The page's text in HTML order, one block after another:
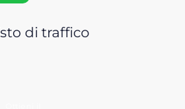
di traffico